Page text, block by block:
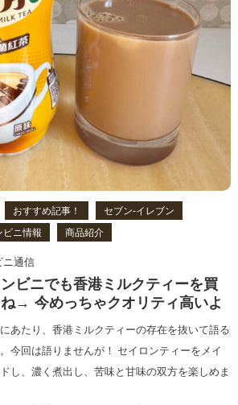
おすすめ記事！
セブン‐イレブン
ビニ情報 商品紹介
ニ通信
ビニでも香港ミルクティーを買
→ 今めっちゃクオリティ高いよ
あたり、香港ミルクティーの存在を抜いて語る
今回は語りませんが！ セイロンティーをメイ
し、濃く煮出し、苦味と甘味の双方を楽しめま